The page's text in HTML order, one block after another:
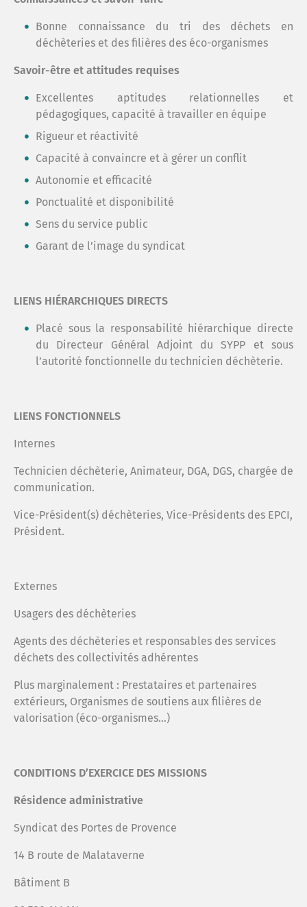
Bonne connaissance du tri des déchets en
déchèteries et des filières des éco-organismes
Savoir-être et attitudes requises
Excellentes aptitudes relationnelles et
pédagogiques, capacité à travailler en équipe
Rigueur et réactivité
Capacité à convaincre et à gérer un conflit
Autonomie et efficacité
Ponctualité et disponibilité
Sens du service public
Garant de l’image du syndicat
LIENS HIÉRARCHIQUES DIRECTS
Placé sous la responsabilité hiérarchique directe
du Directeur Général Adjoint du SYPP et sous
l’autorité fonctionnelle du technicien déchèterie.
LIENS FONCTIONNELS
Internes
Technicien déchèterie, Animateur, DGA, DGS, chargée de
communication.
Vice-Président(s) déchèteries, Vice-Présidents des EPCI,
Président.
Externes
Usagers des déchèteries
Agents des déchèteries et responsables des services
déchets des collectivités adhérentes
Plus marginalement : Prestataires et partenaires
extérieurs, Organismes de soutiens aux filières de
valorisation (éco-organismes…)
CONDITIONS D’EXERCICE DES MISSIONS
Résidence administrative
Syndicat des Portes de Provence
14 B route de Malataverne
Bâtiment B